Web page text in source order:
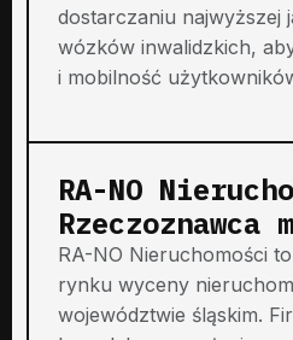
dostarczaniu najwyższej
wózków inwalidzkich,
i mobilność
RA-NO
Rzeczoznawca
RA-NO Nieruchomości
rynku wyceny
województwie śląskim.